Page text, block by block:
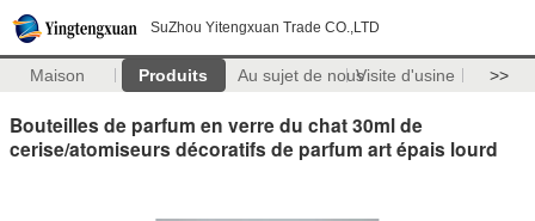
SuZhou Yitengxuan Trade CO.,LTD
Maison Produits Au sujet de nousVisite d'usine >>
Bouteilles de parfum en verre du chat 30ml de
cerise/atomiseurs décoratifs de parfum art épais lourd